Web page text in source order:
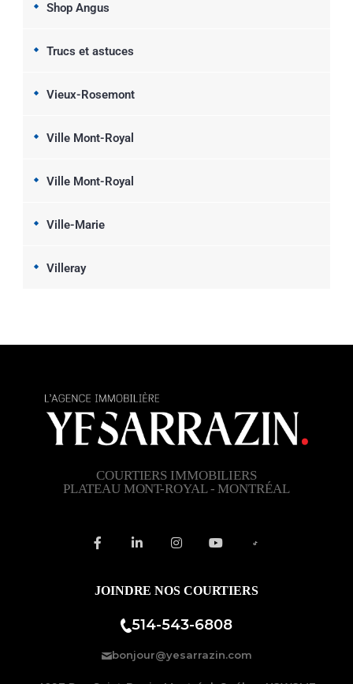
Shop Angus
Trucs et astuces
Vieux-Rosemont
Ville Mont-Royal
Ville Mont-Royal
Ville-Marie
Villeray
COURTIERS IMMOBILIERS
PLATEAU MONT-ROYAL - MONTRÉAL
JOINDRE NOS COURTIERS
514-543-6808
bonjour@yesarrazin.com